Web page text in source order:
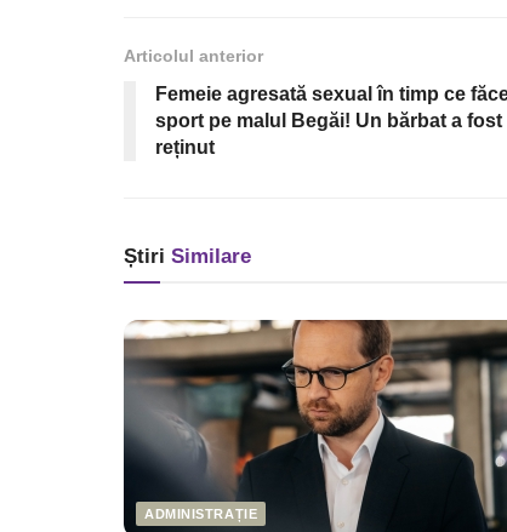
Articolul anterior
Femeie agresată sexual în timp ce
sport pe malul Begăi! Un bărbat a fost
reținut
Știri Similare
ADMINISTRAȚIE